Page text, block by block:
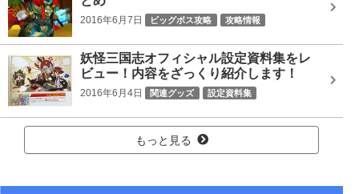
2016年6月7日 ビッグボス攻略
攻略情報
ソルカ
ノルカ ノルカソルカ
ビッグボス
プリズンブレイカー曹彰
レッドJ劉備
大魔王シブ
日ノ神
赤鬼呂布 魔王コイ
妖怪三国志オフィシャル設定資料集をレ
ビュー！内容をざっくり紹介します！
2016年6月4日 関連グッズ 設定資料集
もっと見る